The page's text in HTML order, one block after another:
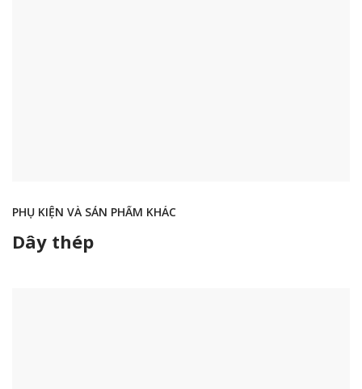
PHỤ KIỆN VÀ SẢN PHẨM KHÁC
Dây thép